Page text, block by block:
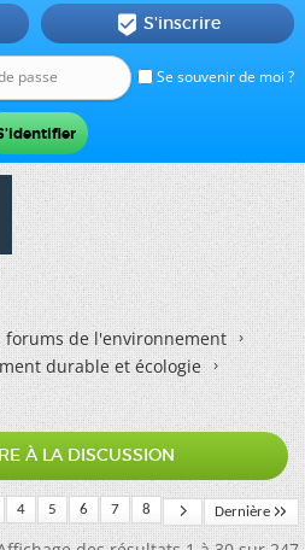
Se souvenir de moi ?
 S'inscrire
forums de l'environnement
durable et écologie
À LA DISCUSSION
4 5 6 7 8 Dernière